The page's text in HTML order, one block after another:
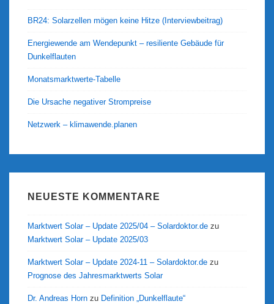
BR24: Solarzellen mögen keine Hitze (Interviewbeitrag)
Energiewende am Wendepunkt – resiliente Gebäude für
Dunkelflauten
Monatsmarktwerte-Tabelle
Die Ursache negativer Strompreise
Netzwerk – klimawende.planen
NEUESTE KOMMENTARE
Marktwert Solar – Update 2025/04 – Solardoktor.de zu
Marktwert Solar – Update 2025/03
Marktwert Solar – Update 2024-11 – Solardoktor.de zu
Prognose des Jahresmarktwerts Solar
Dr. Andreas Horn zu Definition „Dunkelflaute“